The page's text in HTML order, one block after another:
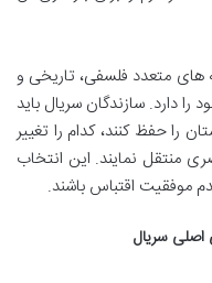
های متعدد فلسفی، تاریخی و
دارد. سازندگان سریال باید
را حفظ کنند، کدام را تغییر
منتقل نمایند. این انتخاب
موفقیت اقتباس باشند.
سریال